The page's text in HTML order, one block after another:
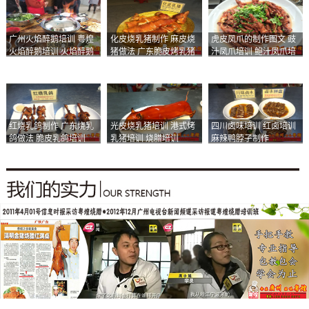
广州火焰醉鹅培训 粤煌
火焰醉鹅培训 火焰醉鹅
化皮烧乳猪制作 麻皮烧
猪做法 广东脆皮烤乳猪
虎皮凤爪的制作图文 豉
汁凤爪培训 鲍汁凤爪培
红烧乳鸽制作 广东烧乳
鸽做法 脆皮乳鸽培训
光皮烧乳猪培训 港式烤
乳猪培训 烧腊培训
四川卤味培训 红卤培训
麻辣鸭脖子制作